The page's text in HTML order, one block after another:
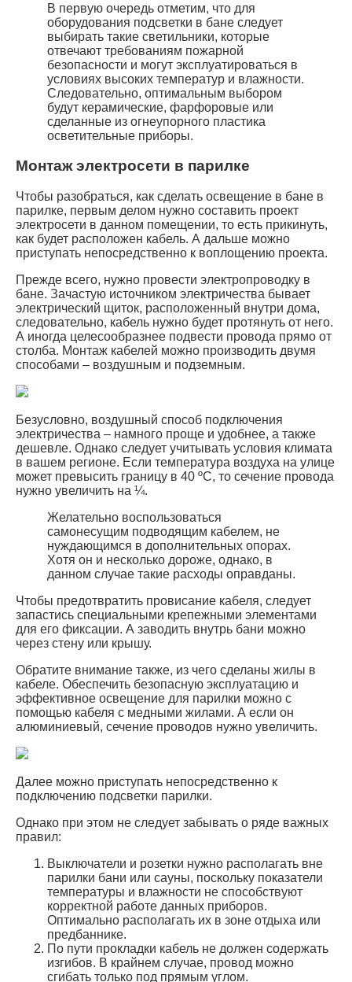
В первую очередь отметим, что для
оборудования подсветки в бане следует
выбирать такие светильники, которые
отвечают требованиям пожарной
безопасности и могут эксплуатироваться в
условиях высоких температур и влажности.
Следовательно, оптимальным выбором
будут керамические, фарфоровые или
сделанные из огнеупорного пластика
осветительные приборы.
Монтаж электросети в парилке
Чтобы разобраться, как сделать освещение в бане в
парилке, первым делом нужно составить проект
электросети в данном помещении, то есть прикинуть,
как будет расположен кабель. А дальше можно
приступать непосредственно к воплощению проекта.
Прежде всего, нужно провести электропроводку в
бане. Зачастую источником электричества бывает
электрический щиток, расположенный внутри дома,
следовательно, кабель нужно будет протянуть от него.
А иногда целесообразнее подвести провода прямо от
столба. Монтаж кабелей можно производить двумя
способами – воздушным и подземным.
Безусловно, воздушный способ подключения
электричества – намного проще и удобнее, а также
дешевле. Однако следует учитывать условия климата
в вашем регионе. Если температура воздуха на улице
может превысить границу в 40 ºС, то сечение провода
нужно увеличить на ¼.
Желательно воспользоваться
самонесущим подводящим кабелем, не
нуждающимся в дополнительных опорах.
Хотя он и несколько дороже, однако, в
данном случае такие расходы оправданы.
Чтобы предотвратить провисание кабеля, следует
запастись специальными крепежными элементами
для его фиксации. А заводить внутрь бани можно
через стену или крышу.
Обратите внимание также, из чего сделаны жилы в
кабеле. Обеспечить безопасную эксплуатацию и
эффективное освещение для парилки можно с
помощью кабеля с медными жилами. А если он
алюминиевый, сечение проводов нужно увеличить.
Далее можно приступать непосредственно к
подключению подсветки парилки.
Однако при этом не следует забывать о ряде важных
правил:
Выключатели и розетки нужно располагать вне
парилки бани или сауны, поскольку показатели
температуры и влажности не способствуют
корректной работе данных приборов.
Оптимально располагать их в зоне отдыха или
предбаннике.
По пути прокладки кабель не должен содержать
изгибов. В крайнем случае, провод можно
сгибать только под прямым углом.